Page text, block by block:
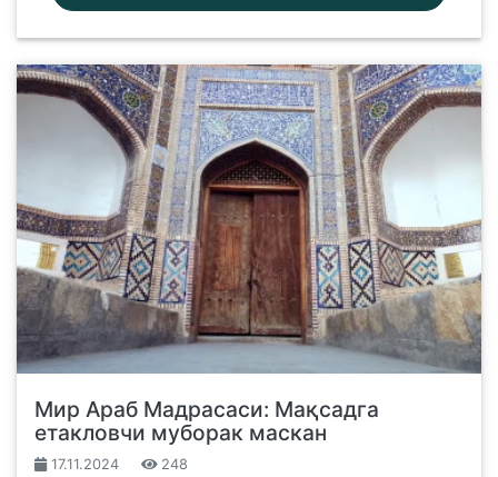
Мир Араб Мадрасаси: Мақсадга
етакловчи муборак маскан
17.11.2024 248